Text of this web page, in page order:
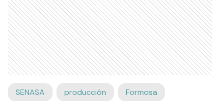
SENASA producción Formosa